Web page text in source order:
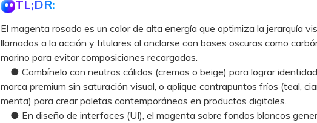
TL;DR:
El magenta rosado es un color de alta energía que optimiza la jerarquía
llamados a la acción y titulares al anclarse con bases oscuras como
marino para evitar composiciones recargadas.
● Combínelo con neutros cálidos (cremas o beige) para lograr
marca premium sin saturación visual, o aplique contrapuntos fríos (teal,
menta) para crear paletas contemporáneas en productos digitales.
● En diseño de interfaces (UI), el magenta sobre fondos blancos